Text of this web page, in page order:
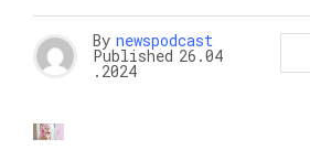
By newspodcast
Published 26.04
.2024